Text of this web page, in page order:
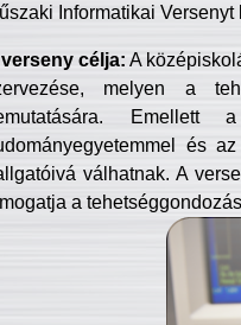
Informatikai
verseny célja: A
melyen a
Emellett
és
válhatnak. A
a